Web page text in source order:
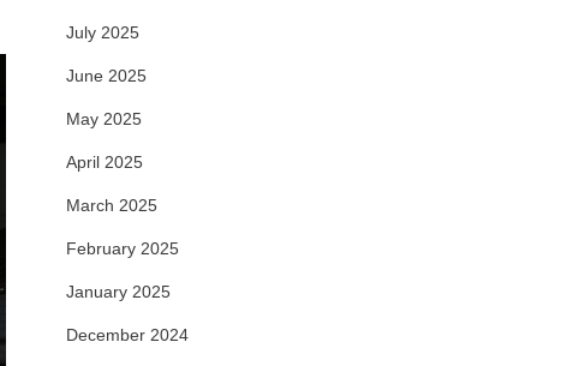
July 2025
June 2025
May 2025
April 2025
March 2025
February 2025
January 2025
December 2024